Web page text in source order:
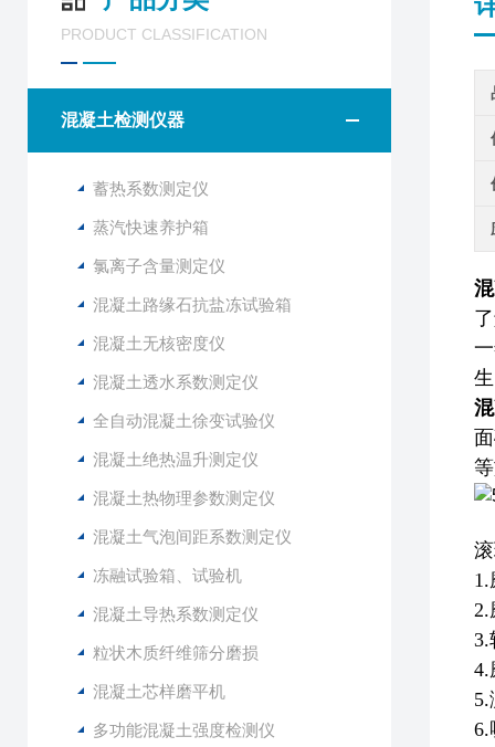
PRODUCT CLASSIFICATION
混凝土检测仪器
蓄热系数测定仪
蒸汽快速养护箱
氯离子含量测定仪
混凝土路缘石抗盐冻试验箱
混凝土无核密度仪
混凝土透水系数测定仪
全自动混凝土徐变试验仪
混凝土绝热温升测定仪
混凝土热物理参数测定仪
混凝土气泡间距系数测定仪
冻融试验箱、试验机
混凝土导热系数测定仪
粒状木质纤维筛分磨损
混凝土芯样磨平机
多功能混凝土强度检测仪
2.
3.
4.
6.